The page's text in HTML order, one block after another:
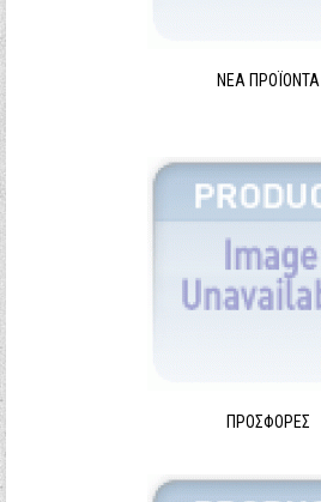
ΝΈΑ ΠΡΟΪΌΝΤΑ
ΠΡΟΣΦΟΡΈΣ